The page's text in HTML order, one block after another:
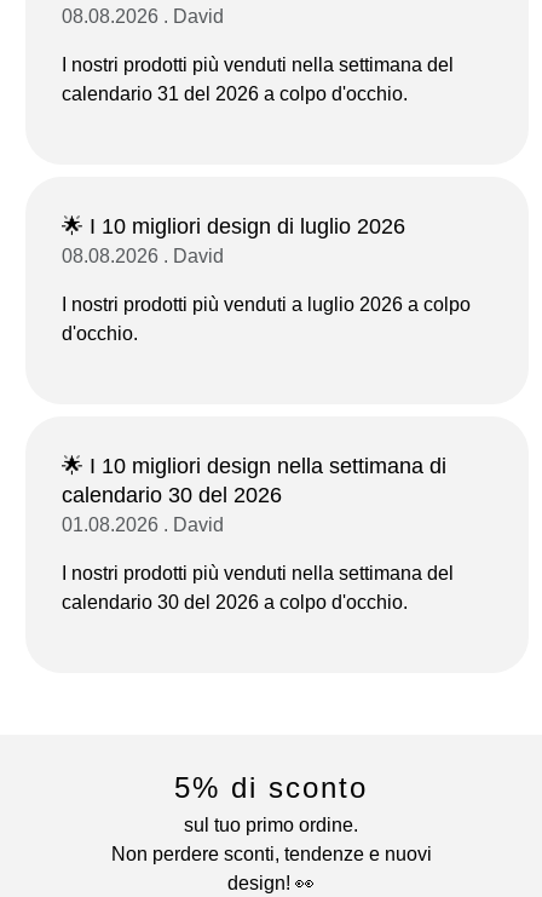
08.08.2026 . David
I nostri prodotti più venduti nella settimana del
calendario 31 del 2026 a colpo d'occhio.
🌟 I 10 migliori design di luglio 2026
08.08.2026 . David
I nostri prodotti più venduti a luglio 2026 a colpo
d'occhio.
🌟 I 10 migliori design nella settimana di
calendario 30 del 2026
01.08.2026 . David
I nostri prodotti più venduti nella settimana del
calendario 30 del 2026 a colpo d'occhio.
5% di sconto
sul tuo primo ordine.
Non perdere sconti, tendenze e nuovi
design! 👀